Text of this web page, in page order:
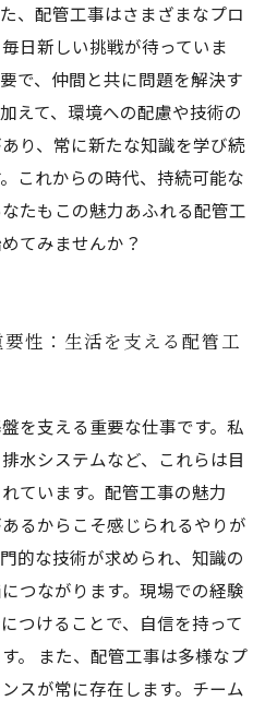
、配管工事はさまざまなプロ
日新しい挑戦が待っていま
で、仲間と共に問題を解決す
えて、環境への配慮や技術の
り、常に新たな知識を学び続
これからの時代、持続可能な
たもこの魅力あふれる配管工
てみませんか？
性：生活を支える配管工
を支える重要な仕事です。私
水システムなど、これらは目
ています。配管工事の魅力
るからこそ感じられるやりが
的な技術が求められ、知識の
つながります。現場での経験
つけることで、自信を持って
。 また、配管工事は多様なプ
スが常に存在します。チーム